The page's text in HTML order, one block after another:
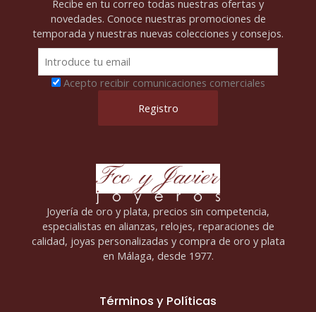
Recibe en tu correo todas nuestras ofertas y
novedades. Conoce nuestras promociones de
temporada y nuestras nuevas colecciones y consejos.
Acepto recibir comunicaciones comerciales
Joyería de oro y plata, precios sin competencia,
especialistas en alianzas, relojes, reparaciones de
calidad, joyas personalizadas y compra de oro y plata
en Málaga, desde 1977.
Términos y Políticas